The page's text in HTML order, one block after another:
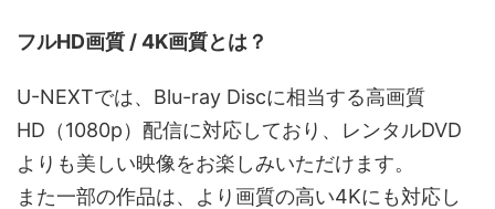
フルHD画質 / 4K画質とは？
U-NEXTでは、Blu-ray Discに相当する高画質
HD（1080p）配信に対応しており、レンタルDVD
よりも美しい映像をお楽しみいただけます。
また一部の作品は、より画質の高い4Kにも対応し